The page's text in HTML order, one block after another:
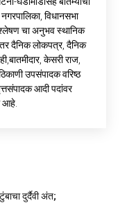
विधानसभा
चा अनुभव स्थानिक
दैनिक लोकपत्र, दैनिक
केसरी राज,
उपसंपादक वरिष्ठ
आदी पदांवर
आहे.
दुर्दैवी अंत;